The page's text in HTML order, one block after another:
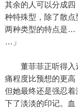
其余的人可以分成四
种特殊型，除了散
两种类型的特点是…
…」
董菲菲正听得入
痛程度比预想的更高
但她最终还是强忍
下了淡淡的印记。血